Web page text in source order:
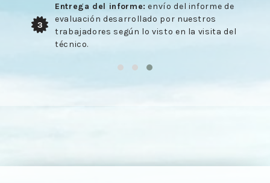
3
Entrega del informe: envío del informe de
evaluación desarrollado por nuestros
trabajadores según lo visto en la visita del
técnico.